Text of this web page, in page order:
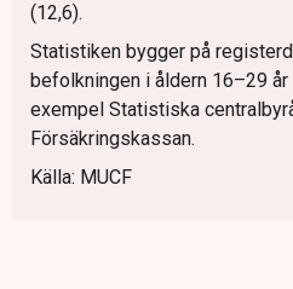
(12,6).
Statistiken bygger på
befolkningen i åldern 16–29 år
exempel Statistiska
Försäkringskassan.
Källa: MUCF